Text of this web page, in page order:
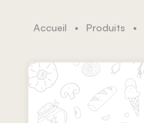
Accueil • Produits •